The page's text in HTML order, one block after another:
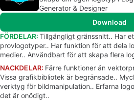
Generator & Designer
Download
FÖRDELAR: Tillgängligt gränssnitt.. Har
provlogotyper.. Har funktion för att dela
medier.. Användbart för att skapa flera
NACKDELAR: Färre funktioner än
Vissa grafikbibliotek är begränsade..
verktyg för bildmanipulation.. Erfarna
det är onödigt..